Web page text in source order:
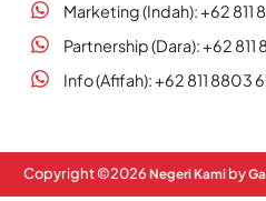
Marketing (Indah): +62 811
Partnership (Dara): +62
Info (Afifah): +62 811 8803
Copyright ©2026 Negeri Kami by